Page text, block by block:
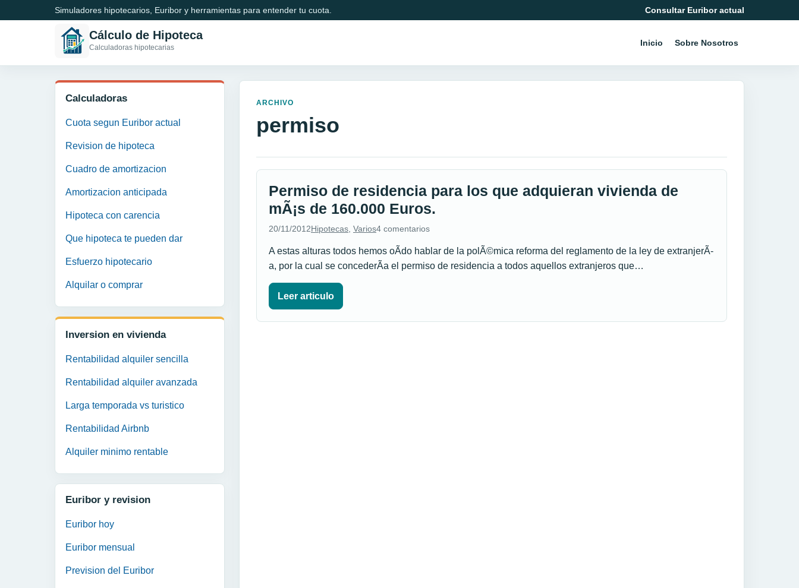
Simuladores hipotecarios, Euribor y herramientas para entender tu cuota. Consultar Euribor actual
Cálculo de Hipoteca
Calculadoras hipotecarias Inicio Sobre Nosotros
Calculadoras
Cuota segun Euribor actual
Revision de hipoteca
Cuadro de amortizacion
Amortizacion anticipada
Hipoteca con carencia
Que hipoteca te pueden dar
Esfuerzo hipotecario
Alquilar o comprar
Inversion en vivienda
Rentabilidad alquiler sencilla
Rentabilidad alquiler avanzada
Larga temporada vs turistico
Rentabilidad Airbnb
Alquiler minimo rentable
Euribor y revision
Euribor hoy
Euribor mensual
Prevision del Euribor
ARCHIVO
permiso
Permiso de residencia para los que adquieran vivienda de
mÃ¡s de 160.000 Euros.
20/11/2012Hipotecas Varios4 comentarios
A estas alturas todos hemos oÃ­do hablar de la polÃ©mica reforma del reglamento de la ley de extranjerÃ­
a, por la cual se concederÃ­a el permiso de residencia a todos aquellos extranjeros que…
Leer articulo